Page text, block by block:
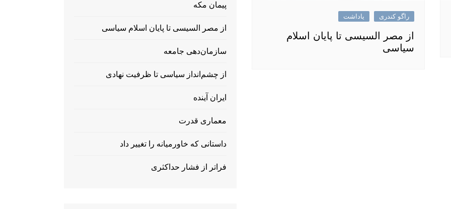
راگو کندری یاداشت
از مصر السیسی تا پایان اسلام
سیاسی
پیمان مکه
از مصر السیسی تا پایان اسلام سیاسی
سازمان‌دهی جامعه
از چشم‌انداز سیاسی تا ظرفیت نهادی
ایران آینده
معماری قدرت
داستانی که خاورمیانه را تغییر داد
فراتر از فشار حداکثری